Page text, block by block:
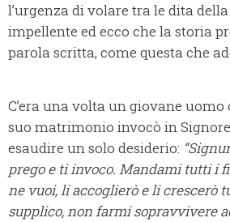
l’urgenza di volare tra le dita
impellente ed ecco che la storia
parola scritta, come questa che
C’era una volta un giovane
suo matrimonio invocò in
esaudire un solo desiderio:
prego e ti invoco. Mandami tutti i
ne vuoi, li accoglierò e li crescerò
supplico, non farmi sopravvivere